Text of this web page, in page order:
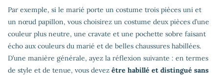
Par exemple, si le marié porte un costume trois pièces uni et
un nœud papillon, vous choisirez un costume deux pièces d’une
couleur plus neutre, une cravate et une pochette sobre faisant
écho aux couleurs du marié et de belles chaussures habillées.
D’une manière générale, ayez la réflexion suivante : en termes
de style et de tenue, vous devez être habillé et distingué sans